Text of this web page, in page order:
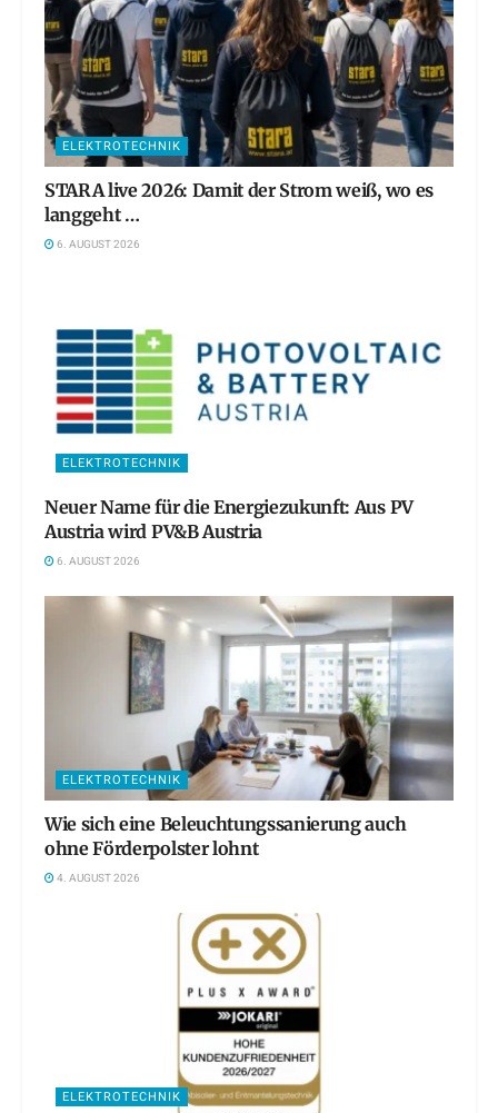
ELEKTROTECHNIK
STARA live 2026: Damit der Strom weiß, wo es
langgeht …
6. AUGUST 2026
ELEKTROTECHNIK
Neuer Name für die Energiezukunft: Aus PV
Austria wird PV&B Austria
6. AUGUST 2026
ELEKTROTECHNIK
Wie sich eine Beleuchtungssanierung auch
ohne Förderpolster lohnt
4. AUGUST 2026
ELEKTROTECHNIK